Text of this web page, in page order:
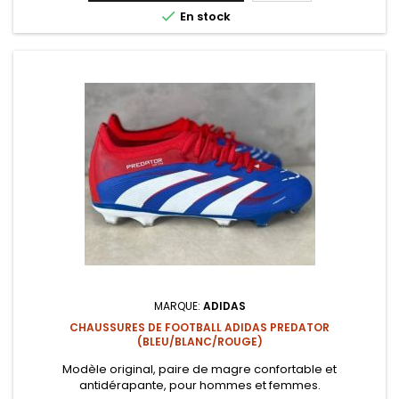
 En stock
MARQUE: ADIDAS
CHAUSSURES DE FOOTBALL ADIDAS PREDATOR
(BLEU/BLANC/ROUGE)
Modèle original, paire de magre confortable et
antidérapante, pour hommes et femmes.